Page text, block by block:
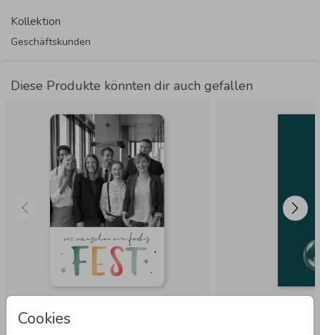
Cookies
Kollektion
Geschäftskunden
Diese Produkte könnten dir auch gefallen